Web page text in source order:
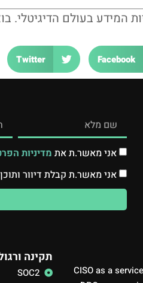
Facebook
Twitter
אני מאשר.ת את מדיניות
אני מאשר.ת קבלת דיוור
תקינה
SOC2